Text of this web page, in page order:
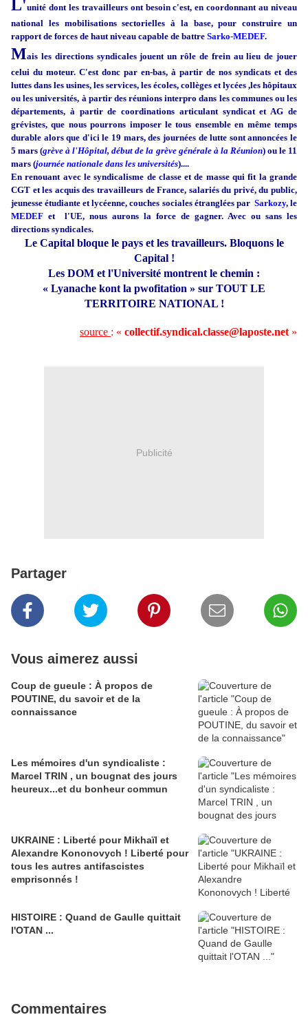
L'unité dont les travailleurs ont besoin c'est, en coordonnant au niveau
national les mobilisations sectorielles à la base, pour construire un
rapport de forces de haut niveau capable de battre Sarko-MEDEF.
Mais les directions syndicales jouent un rôle de frein au lieu de jouer
celui du moteur. C'est donc par en-bas, à partir de nos syndicats et des
luttes dans les usines, les services, les écoles, collèges et lycées ,les hôpitaux
ou les universités, à partir des réunions interpro dans les communes ou les
départements, à partir de coordinations articulant syndicat et AG de
grévistes, que nous pourrons imposer le tous ensemble en même temps
durable alors que d'ici le 19 mars, des journées de lutte sont annoncées le
5 mars (grève à l'Hôpital, début de la grève générale à la Réunion) ou le 11
mars (journée nationale dans les universités)....
En renouant avec le syndicalisme de classe et de masse qui fit la grande
CGT et les acquis des travailleurs de France, salariés du privé, du public,
jeunesse étudiante et lycéenne, couches sociales étranglées par Sarkozy, le
MEDEF et l'UE, nous aurons la force de gagner. Avec ou sans les
directions syndicales.
Le Capital bloque le pays et les travailleurs. Bloquons le
Capital !
Les DOM et l'Université montrent le chemin :
« Lyanache kont la pwofitation » sur TOUT LE
TERRITOIRE NATIONAL !
source : « collectif.syndical.classe@laposte.net »
Publicité
Partager
Vous aimerez aussi
Coup de gueule : À propos de
POUTINE, du savoir et de la
connaissance
Les mémoires d'un syndicaliste :
Marcel TRIN , un bougnat des jours
heureux...et du bonheur commun
UKRAINE : Liberté pour Mikhaïl et
Alexandre Kononovych ! Liberté pour
tous les autres antifascistes
emprisonnés !
HISTOIRE : Quand de Gaulle quittait
l'OTAN ...
Commentaires